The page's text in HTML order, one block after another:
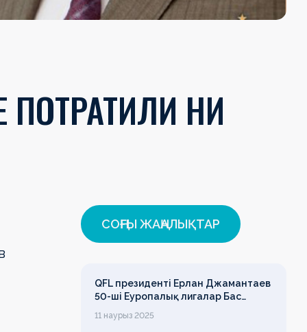
НИ
СОҢҒЫ ЖАҢАЛЫҚТАР
QFL президенті Ерлан Джамантаев
50-ші Еуропалық лигалар Бас
ассамблеясына қатысты
11 наурыз 2025